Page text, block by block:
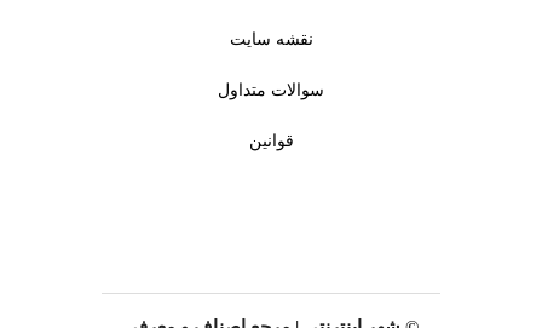
نقشه سایت
سوالات متداول
قوانین